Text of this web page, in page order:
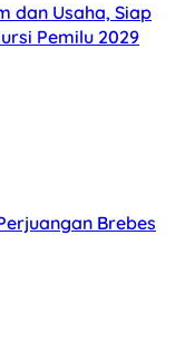
dan Usaha, Siap
Pemilu 2029
Brebes